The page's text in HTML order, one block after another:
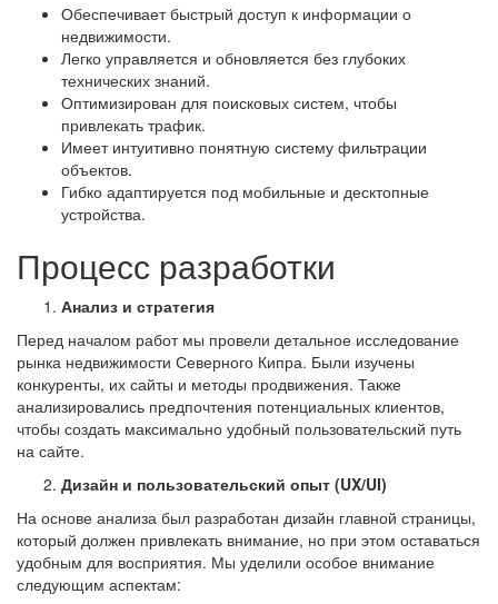
Обеспечивает быстрый доступ к информации о
недвижимости.
Легко управляется и обновляется без глубоких
технических знаний.
Оптимизирован для поисковых систем, чтобы
привлекать трафик.
Имеет интуитивно понятную систему фильтрации
объектов.
Гибко адаптируется под мобильные и десктопные
устройства.
Процесс разработки
Анализ и стратегия
Перед началом работ мы провели детальное исследование
рынка недвижимости Северного Кипра. Были изучены
конкуренты, их сайты и методы продвижения. Также
анализировались предпочтения потенциальных клиентов,
чтобы создать максимально удобный пользовательский путь
на сайте.
Дизайн и пользовательский опыт (UX/UI)
На основе анализа был разработан дизайн главной страницы,
который должен привлекать внимание, но при этом оставаться
удобным для восприятия. Мы уделили особое внимание
следующим аспектам: